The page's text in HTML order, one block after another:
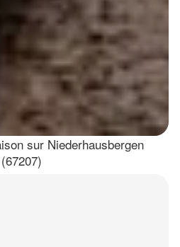
sur Niederhausbergen
(67207)